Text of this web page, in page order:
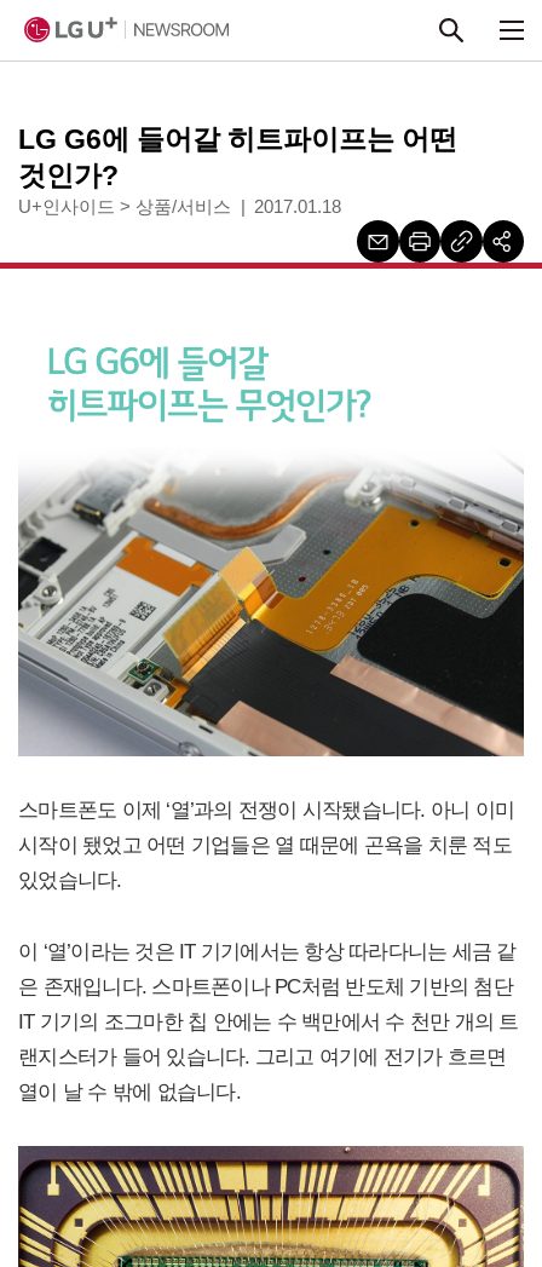
LG G6에 들어갈 히트파이프는 어떤
것인가?
U+인사이드 > 상품/서비스 2017.01.18
스마트폰도 이제 ‘열’과의 전쟁이 시작됐습니다. 아니 이미
시작이 됐었고 어떤 기업들은 열 때문에 곤욕을 치룬 적도
있었습니다.
이 ‘열’이라는 것은 IT 기기에서는 항상 따라다니는 세금 같
은 존재입니다. 스마트폰이나 PC처럼 반도체 기반의 첨단
IT 기기의 조그마한 칩 안에는 수 백만에서 수 천만 개의 트
랜지스터가 들어 있습니다. 그리고 여기에 전기가 흐르면
열이 날 수 밖에 없습니다.